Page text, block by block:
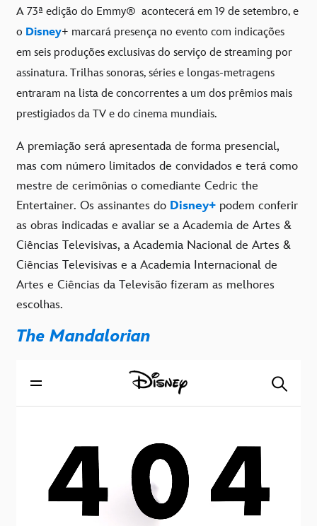
A 73ª edição do Emmy® acontecerá em 19 de setembro, e
o Disney+ marcará presença no evento com indicações
em seis produções exclusivas do serviço de streaming por
assinatura. Trilhas sonoras, séries e longas-metragens
entraram na lista de concorrentes a um dos prêmios mais
prestigiados da TV e do cinema mundiais.
A premiação será apresentada de forma presencial,
mas com número limitados de convidados e terá como
mestre de cerimônias o comediante Cedric the
Entertainer. Os assinantes do Disney+ podem conferir
as obras indicadas e avaliar se a Academia de Artes &
Ciências Televisivas, a Academia Nacional de Artes &
Ciências Televisivas e a Academia Internacional de
Artes e Ciências da Televisão fizeram as melhores
escolhas.
The Mandalorian